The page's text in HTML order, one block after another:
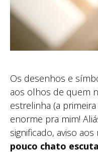
Os desenhos e
aos olhos de quem
estrelinha (a
enorme pra mim!
significado, aviso
pouco chato